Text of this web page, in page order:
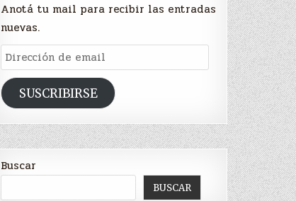
Anotá tu mail para recibir las entradas
nuevas.
Dirección
de
emailSUSCRIBIRSE
Buscar
BUSCAR